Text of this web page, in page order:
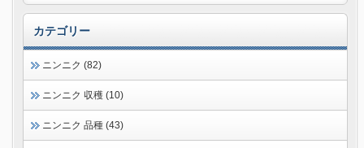
カテゴリー
ニンニク (82)
ニンニク 収穫 (10)
ニンニク 品種 (43)